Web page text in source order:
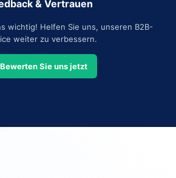
& Vertrauen
wichtig! Helfen Sie uns, unseren B2B-
weiter zu verbessern.
Bewerten Sie uns jetzt